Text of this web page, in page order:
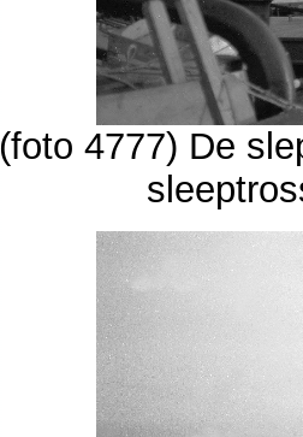
(foto 4777) De